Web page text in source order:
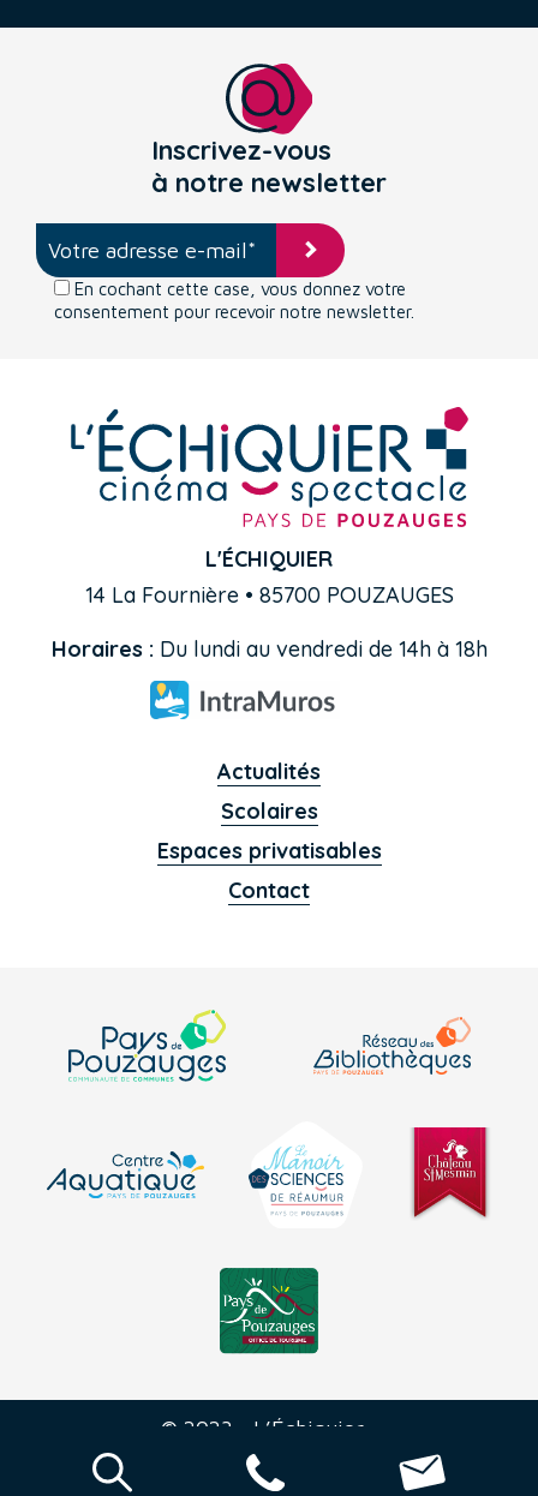
Inscrivez-vous
à notre newsletter
En cochant cette case, vous donnez votre
consentement pour recevoir notre newsletter.
L'ÉCHIQUIER
14 La Fournière • 85700 POUZAUGES
Horaires : Du lundi au vendredi de 14h à 18h
Actualités
Scolaires
Espaces privatisables
Contact
© 2023 - L’Échiquier -
Déclaration sur
l’accessibilité